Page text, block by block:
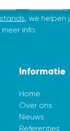
, we
info.
Informatie
Home
Over ons
Nieuws
Referenties